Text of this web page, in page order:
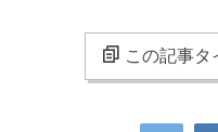
この記事タ